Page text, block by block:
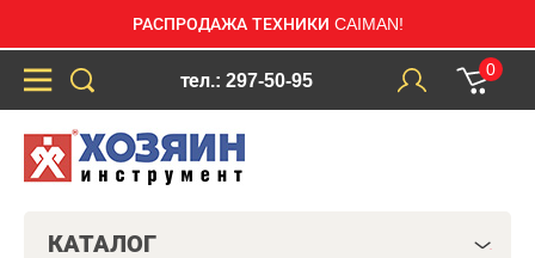
РАСПРОДАЖА ТЕХНИКИ CAIMAN!
тел.: 297-50-95
0
КАТАЛОГ